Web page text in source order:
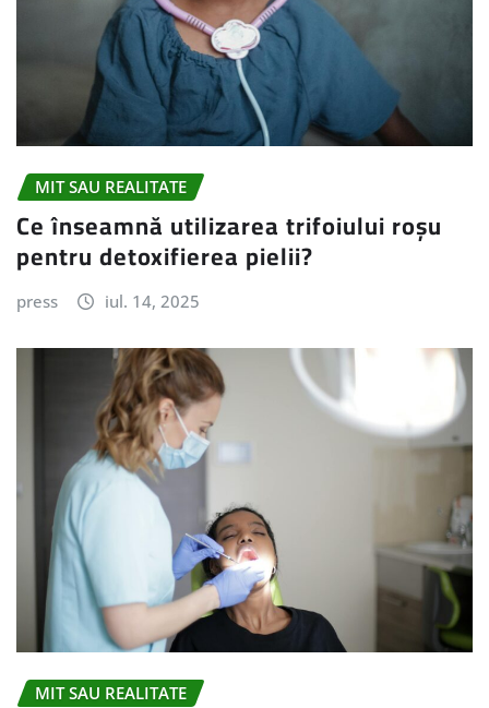
MIT SAU REALITATE
Ce înseamnă utilizarea trifoiului roșu
pentru detoxifierea pielii?
press iul. 14, 2025
MIT SAU REALITATE